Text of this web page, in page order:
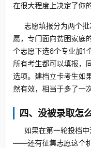
在很大程度上决定了你
志愿填报分为两个
愿，专门面向贫困家庭
个志愿下选6个专业加1
所有考生都可以填报，
选项。建档立卡考生如
然有效，相当于多了一
四、没被录取怎
如果在第一轮投档
——还有征集志愿这个机